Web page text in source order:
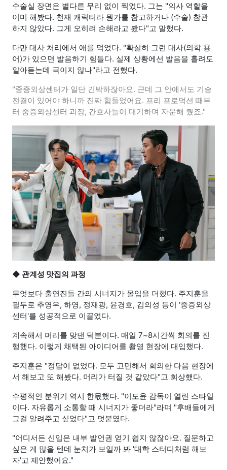
수술실 장면은 별다른 무리 없이 찍었다. 그는 "의사 역할을
이미 해봤다. 천재 캐릭터라 뭔가를 참고하거나 (수술) 참관
하지 않았다. 그게 오히려 손해라고 봤다"고 말했다.
다만 대사 처리에서 애를 먹었다. "확실히 그런 대사(의학 용
어)가 있으면 발음하기 힘들다. 실제 상황에선 발음을 흘려도
알아듣는데 극이지 않나"라고 전했다.
"중증외상센터가 일단 긴박하잖아요. 근데 그 안에서도 기승
전결이 있어야 하니까 진짜 힘들었어요. 프리 프로덕션 때부
터 중증외상센터 과장, 간호사들이 대기하며 자문해 줬죠."
◆ 관계성 맛집의 과정
무엇보다 출연진들 간의 시너지가 몰입을 더했다. 주지훈을
필두로 추영우, 하영, 정재광, 윤경호, 김의성 등이 '중증외상
센터'를 성공적으로 이끌었다.
계속해서 머리를 맞댄 덕분이다. 매일 7~8시간씩 회의를 진
행했다. 이렇게 채택된 아이디어를 촬영 현장에 대입했다.
주지훈은 "정답이 없었다. 모두 고민해서 회의한 다음 현장에
서 해보고 또 해봤다. 머리가 터질 것 같았다"고 회상했다.
수평적인 분위기 역시 한몫했다. "이도윤 감독이 열린 스타일
이다. 자유롭게 소통할 때 시너지가 좋더라"라며 "후배들에게
그걸 알려주고 싶었다"고 덧붙였다.
"어디서든 신입은 내부 발언권 얻기 쉽지 않잖아요. 질문하고
싶은 게 많을 텐데 눈치가 보일까 봐 '대학 스터디처럼 해보
자'고 제안했어요."